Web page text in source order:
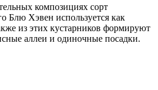
композициях сорт
Блю Хэвен используется как
из этих кустарников формируют
аллеи и одиночные посадки.